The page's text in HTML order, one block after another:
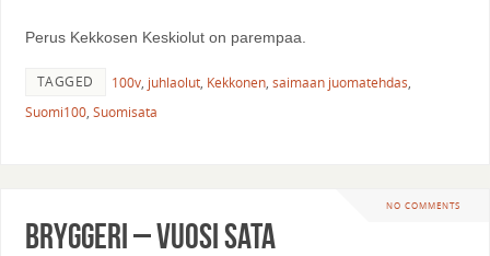
Perus Kekkosen Keskiolut on parempaa.
TAGGED 100v, juhlaolut, Kekkonen, saimaan juomatehdas,
Suomi100, Suomisata
NO COMMENTS
Bryggeri – Vuosi Sata